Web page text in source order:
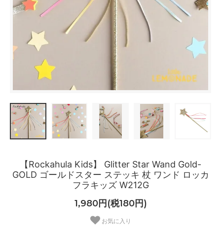
【Rockahula Kids】 Glitter Star Wand Gold-
GOLD ゴールドスター ステッキ 杖 ワンド ロッカ
フラキッズ W212G
1,980円(税180円)
お気に入り